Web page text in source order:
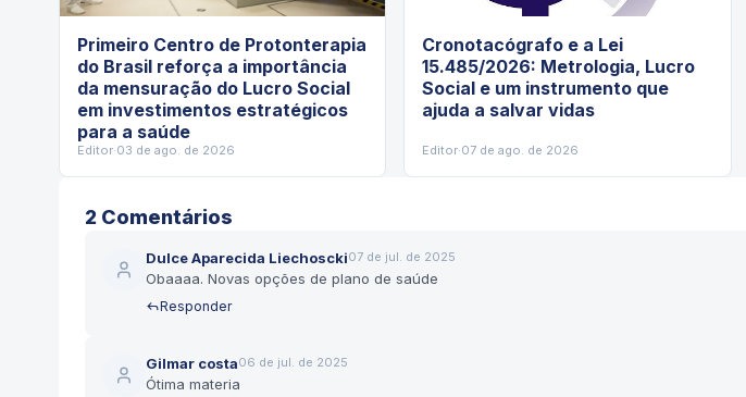
Primeiro Centro de Protonterapia
do Brasil reforça a importância
da mensuração do Lucro Social
em investimentos estratégicos
para a saúde
Editor·03 de ago. de 2026
Cronotacógrafo e a Lei
15.485/2026: Metrologia, Lucro
Social e um instrumento que
ajuda a salvar vidas
Editor·07 de ago. de 2026
2Comentários
Dulce Aparecida Liechoscki07 de jul. de 2025
Obaaaa. Novas opções de plano de saúde
Responder
Gilmar costa06 de jul. de 2025
Ótima materia